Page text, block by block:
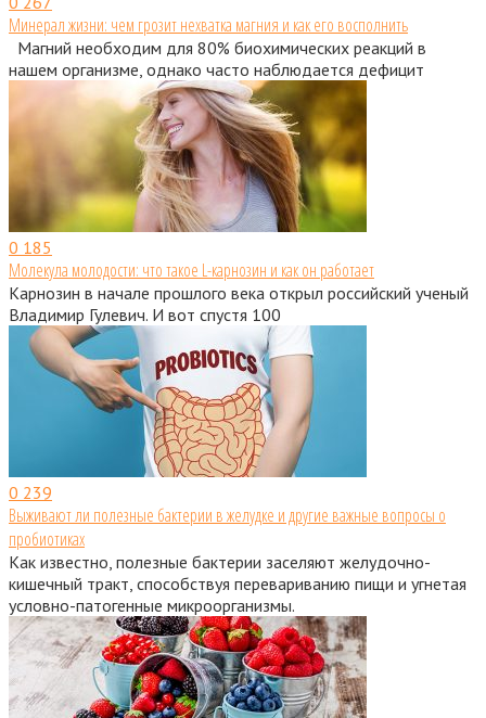
Минерал жизни: чем грозит нехватка магния и как его восполнить
Магний необходим для 80% биохимических реакций в
нашем организме, однако часто наблюдается дефицит
0 185
Молекула молодости: что такое L-карнозин и как он работает
Карнозин в начале прошлого века открыл российский ученый
Владимир Гулевич. И вот спустя 100
0 239
Выживают ли полезные бактерии в желудке и другие важные вопросы о
пробиотиках
Как известно, полезные бактерии заселяют желудочно-
кишечный тракт, способствуя перевариванию пищи и угнетая
условно-патогенные микроорганизмы.